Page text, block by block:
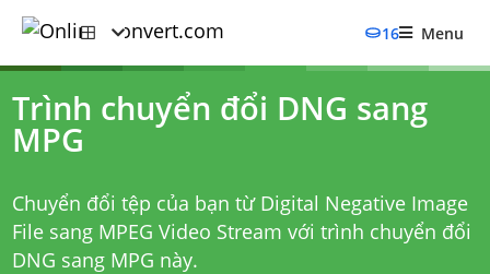
16 Menu
Trình chuyển đổi DNG sang
MPG
Chuyển đổi tệp của bạn từ Digital Negative Image
File sang MPEG Video Stream với trình chuyển đổi
DNG sang MPG này.